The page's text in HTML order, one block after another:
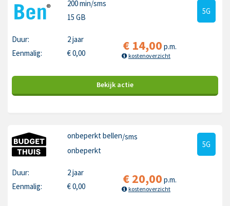
200 min/sms
15 GB
5G
Duur:
2 jaar
Eenmalig:
€0,00 € 14,00 p.m.
kostenoverzicht
Bekijk actie
onbeperkt bellen/sms
onbeperkt
5G
Duur:
2 jaar
Eenmalig:
€0,00 €20,00 p.m.
kostenoverzicht